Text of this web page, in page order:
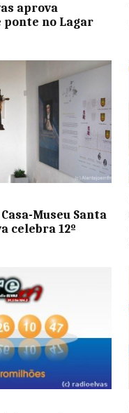
aprova
ponte no Lagar
Museu Santa
celebra 12º